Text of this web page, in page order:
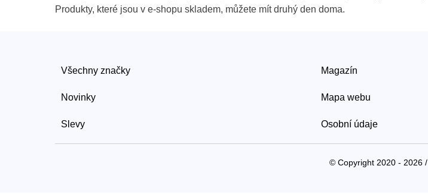
Produkty, které jsou v e-shopu skladem, můžete mít druhý den doma.
Všechny značky
Novinky
Slevy
Magazín
Mapa webu
Osobní údaje
© Copyright 2020 - 2026 /